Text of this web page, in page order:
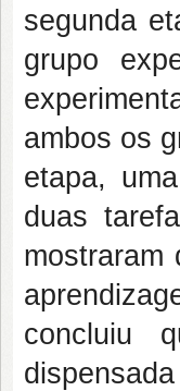
segunda
grupo
ambos os
etapa,
duas
mostraram
concluiu